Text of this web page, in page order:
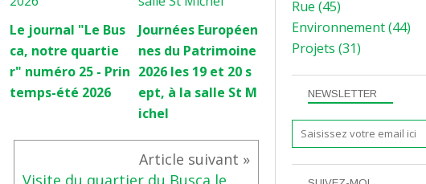
Le journal "Le Bus
ca, notre quartie
r" numéro 25 - Prin
temps-été 2026
Journées Européen
nes du Patrimoine
2026 les 19 et 20 s
ept, à la salle St M
ichel
NEWSLETTER
Rue (45)
Environnement(44)
Projets (31)